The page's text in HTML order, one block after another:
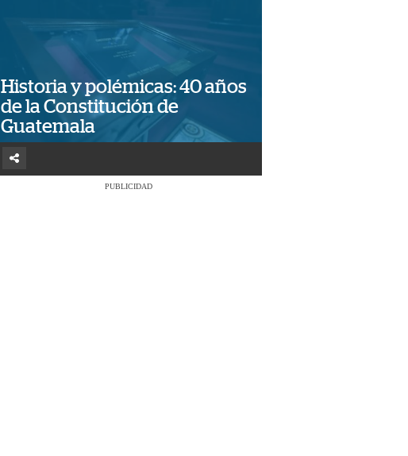
Historia y polémicas: 40 años
de la Constitución de
Guatemala
PUBLICIDAD